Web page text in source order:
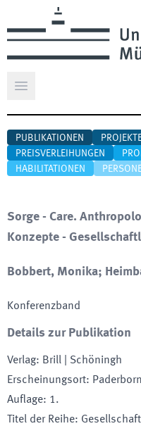
Hauptmenü öffnen
PUBLIKATIONEN
PREISVERLEIHUNGEN
HABILITATIONEN
Sorge - Care.
Konzepte -
Bobbert, Monika;
Konferenzband
Details zur Publikation
Verlag: Brill | Schöningh
Erscheinungsort: Paderborn
Auflage: 1.
Titel der Reihe: